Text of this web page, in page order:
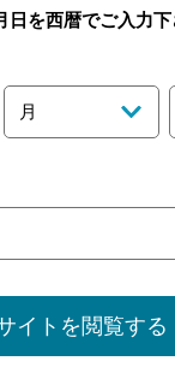
ー検索
愛媛県の
ー検索
佐賀県
ー検索
熊本県
載店舗様ログイン
日を西暦でご入力下
月
イトを閲覧する